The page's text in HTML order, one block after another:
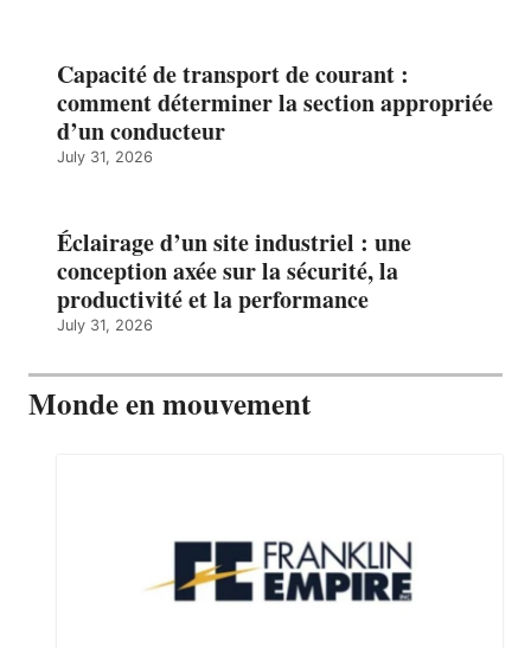
Capacité de transport de courant :
comment déterminer la section appropriée
d’un conducteur
July 31, 2026
Éclairage d’un site industriel : une
conception axée sur la sécurité, la
productivité et la performance
July 31, 2026
Monde en mouvement